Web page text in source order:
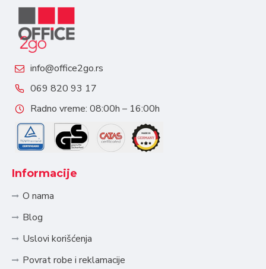
info@office2go.rs
069 820 93 17
Radno vreme: 08:00h – 16:00h
Informacije
O nama
Blog
Uslovi korišćenja
Povrat robe i reklamacije